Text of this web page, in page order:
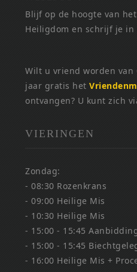
Blijf op de hoogte van
Heiligdom en schrijf je in
Wilt u vriend worden van
jaar gratis het
ontvangen? U kunt zich
VIERINGEN
Zondag:
- 08:30 Rozenkrans
- 09:00 Heilige Mis
- 10:30 Heilige Mis
- 15:00 - 15:45
- 15:00 - 15:45
- 16:00 Heilige Mis +